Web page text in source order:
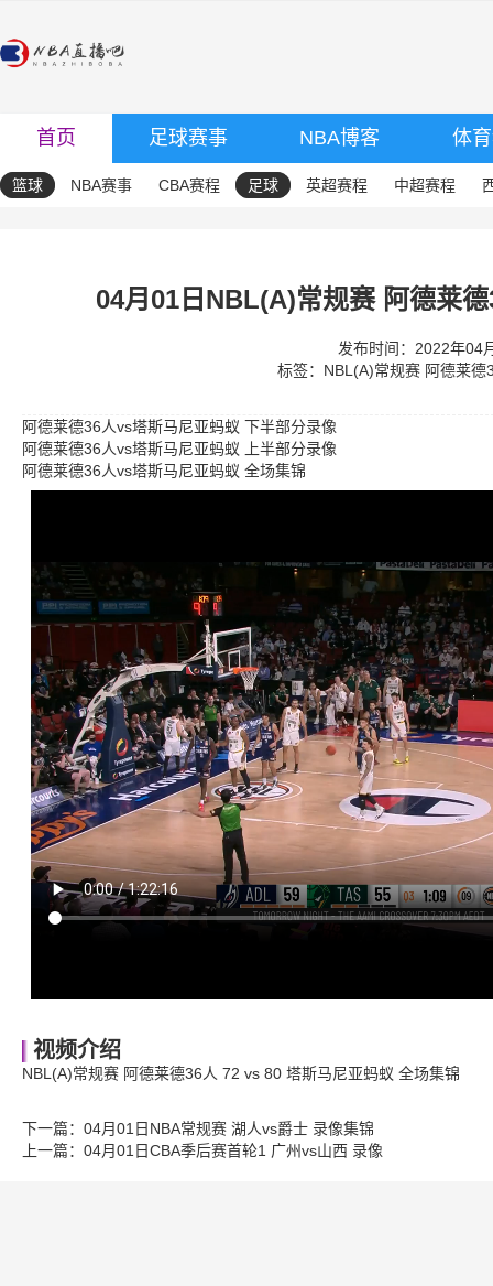
首页 足球赛事 NBA博客 体
篮球 NBA赛事 CBA赛程 足球 英超赛程 中超赛程
04月01日NBL(A)常规赛 阿德莱
发布时间：2022年04
标签： NBL(A)常规赛 阿德莱德
阿德莱德36人vs塔斯马尼亚蚂蚁 下半部分录像
阿德莱德36人vs塔斯马尼亚蚂蚁 上半部分录像
阿德莱德36人vs塔斯马尼亚蚂蚁 全场集锦
视频介绍
NBL(A)常规赛 阿德莱德36人 72 vs 80 塔斯马尼亚蚂蚁 全场集锦
下一篇： 04月01日NBA常规赛 湖人vs爵士 录像集锦
上一篇： 04月01日CBA季后赛首轮1 广州vs山西 录像